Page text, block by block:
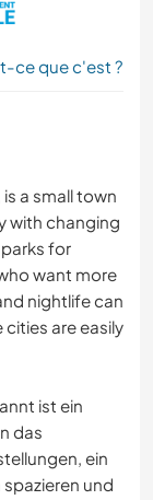
ce que c'est ?
a small town
with changing
for
want more
nightlife can
cities are easily
ist ein
das
ein
und